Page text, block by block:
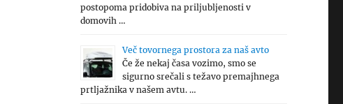
postopoma pridobiva na priljubljenosti v
domovih …
Več tovornega prostora za naš avto
Če že nekaj časa vozimo, smo se
sigurno srečali s težavo premajhnega
prtljažnika v našem avtu. …